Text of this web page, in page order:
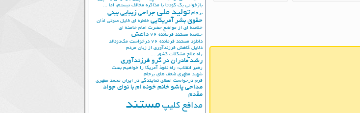
بازخوانی یک کودتا با مذاکره مخالف نیستم، اما ...
برجام تولید ملی جراحی زیبایی بینی
حقوق بشر آمریکایی خاطره ای فایل صوتی اذان
خلاصه ای از مواضع حضرت امام خامنه ای
خلاصه مستند فرمانده 76
داعش
دانلود مستند فرمانده 76
درخواست مک‌دونالد
دلایل کاهش فرزندآوری از زبان مردم
راه علاج مشکلات کشور ...
رشد مادران در گرو فرزندآوری
رهبر انقلاب: راه نفوذ آمریکا را خواهیم بست
شهید مطهری ضعف های برجام
فرم درخواست اعطای نمایندگی در ایران محمد مطهری
مداحی پاشو خانم خونه ام با نوای جواد
مقدم
مدافع کلیپ مستند